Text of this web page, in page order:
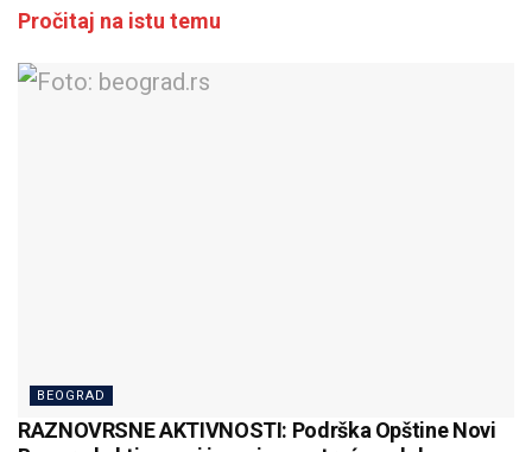
Pročitaj na istu temu
BEOGRAD
RAZNOVRSNE AKTIVNOSTI: Podrška Opštine Novi